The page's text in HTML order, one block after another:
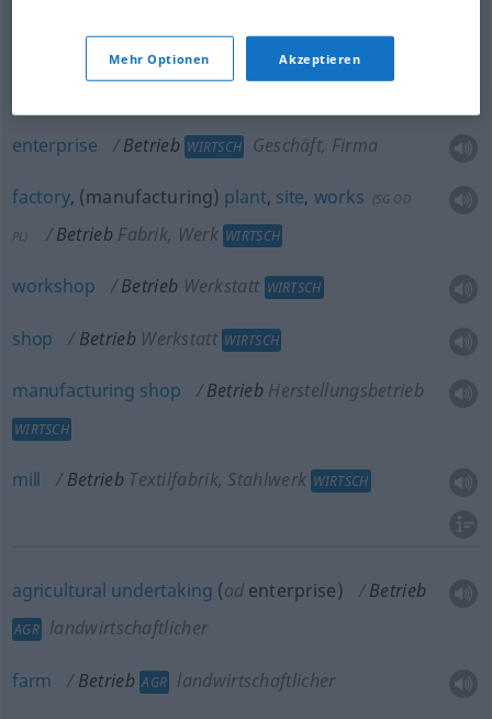
Betrieb WIRTSCH Geschäft, Firma
enterprise Betrieb WIRTSCH Geschäft, Firma
factory, (manufacturing) plant, site, works (SG OD
PL) Betrieb Fabrik, Werk WIRTSCH
workshop Betrieb Werkstatt WIRTSCH
shop Betrieb Werkstatt WIRTSCH
manufacturing shop Betrieb Herstellungsbetrieb
WIRTSCH
mill Betrieb Textilfabrik, Stahlwerk WIRTSCH
agricultural undertaking (od enterprise) Betrieb
AGR landwirtschaftlicher
farm Betrieb AGR landwirtschaftlicher
Mehr Optionen Akzeptieren